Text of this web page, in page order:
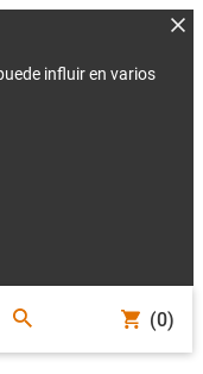
influir en varios
(0)